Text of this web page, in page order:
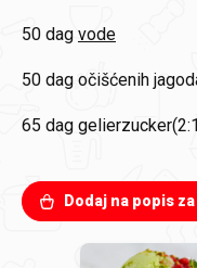
50 dag vode
50 dag očišćenih
65 dag
Dodaj na popis